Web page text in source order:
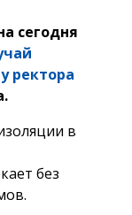
сегодня
ректора
в
без